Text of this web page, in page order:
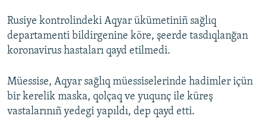
Rusiye kontrolindeki Aqyar ükümetiniñ sağlıq
departamenti bildirgenine köre, şeerde tasdıqlanğan
koronavirus hastaları qayd etilmedi.
Müessise, Aqyar sağlıq müessiselerinde hadimler içün
bir kerelik maska, qolçaq ve yuqunç ile küreş
vastalarınıñ yedegi yapıldı, dep qayd etti.